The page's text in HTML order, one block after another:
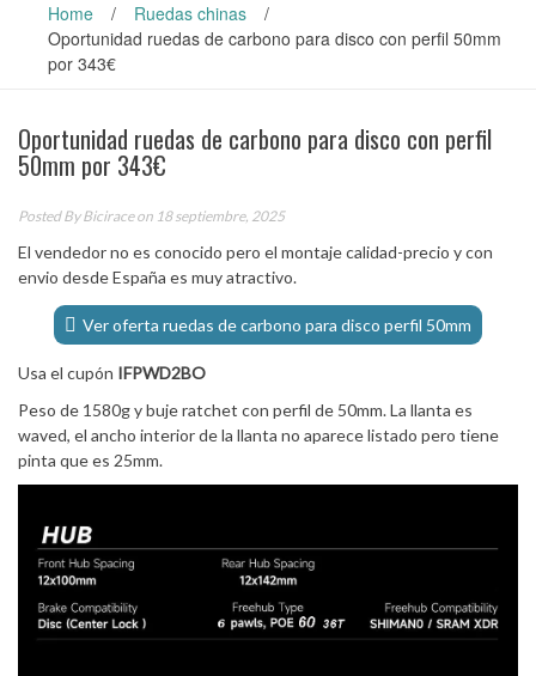
Home / Ruedas chinas
/
Oportunidad ruedas de carbono para disco con perfil 50mm
por 343€
Oportunidad ruedas de carbono para disco con perfil
50mm por 343€
Posted ByBiciraceon 18 septiembre, 2025
El vendedor no es conocido pero el montaje calidad-precio y con
envio desde España es muy atractivo.
Ver oferta ruedas de carbono para disco perfil 50mm
Usa el cupón IFPWD2BO
Peso de 1580g y buje ratchet con perfil de 50mm. La llanta es
waved, el ancho interior de la llanta no aparece listado pero tiene
pinta que es 25mm.